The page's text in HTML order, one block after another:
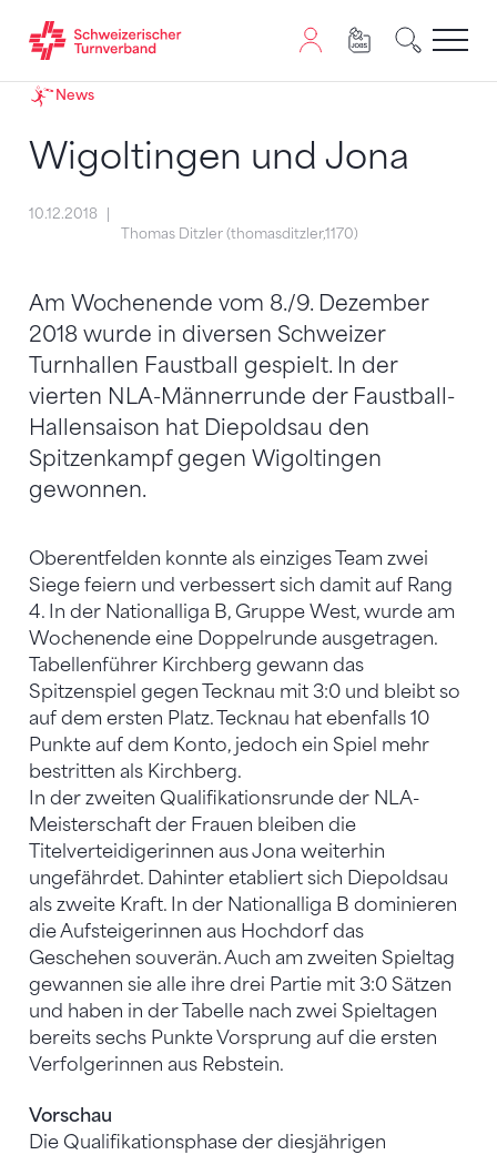
Zum Inhalt springen
Zur Sitemap navigieren
Zum Navigieren dieser Seite wird JavaScript benötigt.
News
Wigoltingen und Jona
10.12.2018
Thomas Ditzler (thomasditzler,1170)
Am Wochenende vom 8./9. Dezember
2018 wurde in diversen Schweizer
Turnhallen Faustball gespielt. In der
vierten NLA-Männerrunde der Faustball-
Hallensaison hat Diepoldsau den
Spitzenkampf gegen Wigoltingen
gewonnen.
Oberentfelden konnte als einziges Team zwei
Siege feiern und verbessert sich damit auf Rang
4. In der Nationalliga B, Gruppe West, wurde am
Wochenende eine Doppelrunde ausgetragen.
Tabellenführer Kirchberg gewann das
Spitzenspiel gegen Tecknau mit 3:0 und bleibt so
auf dem ersten Platz. Tecknau hat ebenfalls 10
Punkte auf dem Konto, jedoch ein Spiel mehr
bestritten als Kirchberg.
In der zweiten Qualifikationsrunde der NLA-
Meisterschaft der Frauen bleiben die
Titelverteidigerinnen aus Jona weiterhin
ungefährdet. Dahinter etabliert sich Diepoldsau
als zweite Kraft. In der Nationalliga B dominieren
die Aufsteigerinnen aus Hochdorf das
Geschehen souverän. Auch am zweiten Spieltag
gewannen sie alle ihre drei Partie mit 3:0 Sätzen
und haben in der Tabelle nach zwei Spieltagen
bereits sechs Punkte Vorsprung auf die ersten
Verfolgerinnen aus Rebstein.
Vorschau
Die Qualifikationsphase der diesjährigen